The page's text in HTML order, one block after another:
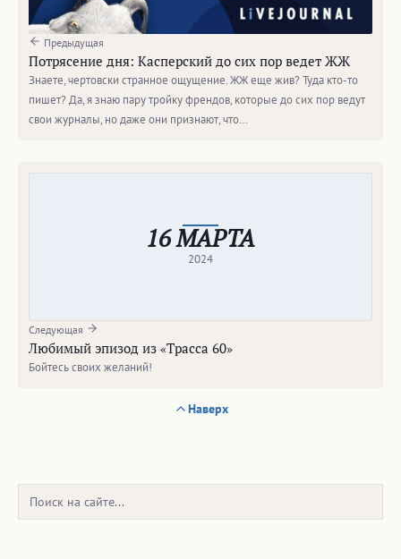
Предыдущая
Потрясение дня: Касперский до сих пор ведет ЖЖ
Знаете, чертовски странное ощущение. ЖЖ еще жив? Туда кто-то
пишет? Да, я знаю пару тройку френдов, которые до сих пор ведут
свои журналы, но даже они признают, что…
16 МАРТА
2024
Следующая
Любимый эпизод из «Трасса 60»
Бойтесь своих желаний!
Наверх
Поиск: